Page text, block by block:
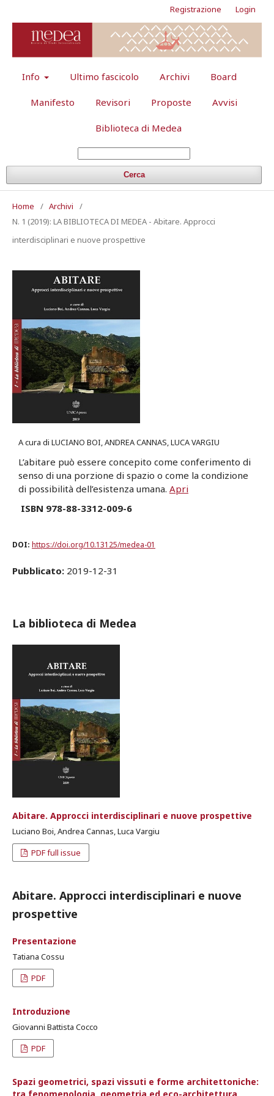
Info Ultimo fascicolo Archivi Board
Manifesto Revisori Proposte Avvisi
Biblioteca di Medea
Cerca
Registrazione Login
Home / Archivi
/
N. 1 (2019): LA BIBLIOTECA DI MEDEA - Abitare. Approcci
interdisciplinari e nuove prospettive
A cura di LUCIANO BOI, ANDREA CANNAS, LUCA VARGIU
L’abitare può essere concepito come conferimento di
senso di una porzione di spazio o come la condizione
di possibilità dell’esistenza umana. Apri
ISBN 978-88-3312-009-6
DOI: https://doi.org/10.13125/medea-01
Pubblicato: 2019-12-31
La biblioteca di Medea
Abitare. Approcci interdisciplinari e nuove prospettive
Luciano Boi, Andrea Cannas, Luca Vargiu
PDF full issue
Abitare. Approcci interdisciplinari e nuove
prospettive
Presentazione
Tatiana Cossu
PDF
Introduzione
Giovanni Battista Cocco
PDF
Spazi geometrici, spazi vissuti e forme architettoniche: